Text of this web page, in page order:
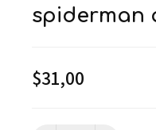
spiderman
$31,00